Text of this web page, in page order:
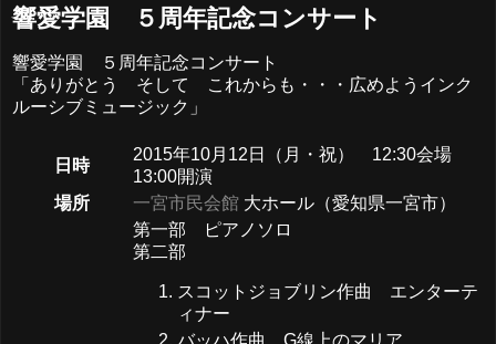
響愛学園 ５周年記念コンサート
響愛学園 ５周年記念コンサート
「ありがとう そして これからも・・・広めようインク
ルーシブミュージック」
日時
2015年10月12日（月・祝） 12:30会場
13:00開演
場所
一宮市民会館 大ホール（愛知県一宮市）
第一部 ピアノソロ
第二部
スコットジョブリン作曲 エンターテ
ィナー